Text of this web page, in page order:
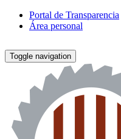
Portal de Transparencia
Área personal
Toggle navigation